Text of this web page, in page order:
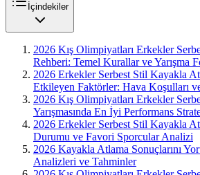
İçindekiler
2026 Kış Olimpiyatları Erkekler
Rehberi: Temel Kurallar ve Yarışma
2026 Erkekler Serbest Stil Kayakla
Etkileyen Faktörler: Hava Koşulları
2026 Kış Olimpiyatları Erkekler
Yarışmasında En İyi Performans
2026 Erkekler Serbest Stil Kayakla
Durumu ve Favori Sporcular Analizi
2026 Kayakla Atlama Sonuçlarını
Analizleri ve Tahminler